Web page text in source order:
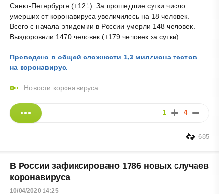
Санкт-Петербурге (+121). За прошедшие сутки число
умерших от коронавируса увеличилось на 18 человек.
Всего с начала эпидемии в России умерли 148 человек.
Выздоровели 1470 человек (+179 человек за сутки).
Проведено в общей сложности 1,3 миллиона тестов
на коронавирус.
Новости коронавируса
1 4
685
В России зафиксировано 1786 новых случаев
коронавируса
10/04/2020 14:25